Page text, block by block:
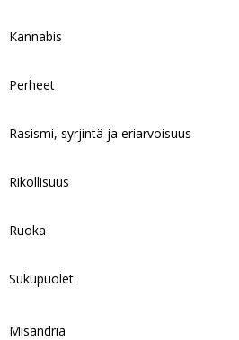
Kannabis
Perheet
Rasismi, syrjintä ja eriarvoisuus
Rikollisuus
Ruoka
Sukupuolet
Misandria